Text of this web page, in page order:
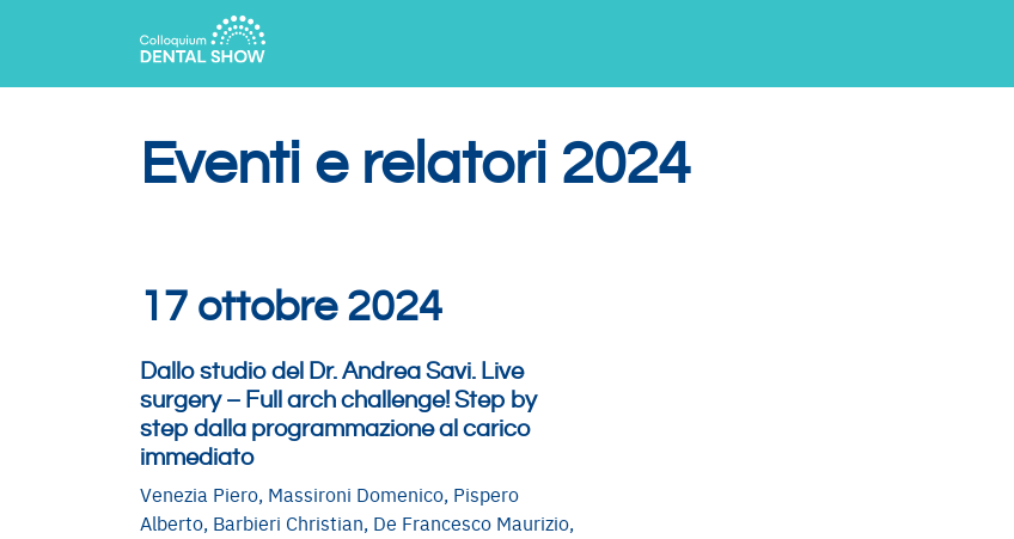
Eventi e relatori 2024
17 ottobre 2024
Dallo studio del Dr. Andrea Savi. Live
surgery – Full arch challenge! Step by
step dalla programmazione al carico
immediato
Venezia Piero, Massironi Domenico, Pispero
Alberto, Barbieri Christian, De Francesco Maurizio,